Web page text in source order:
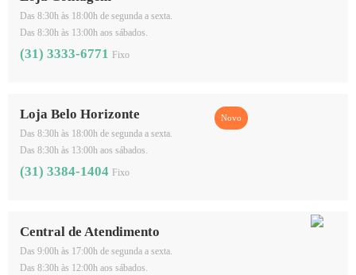
Das 8:30h às 18:00h de segunda a sexta.
Das 8:30h às 13:00h aos sábados.
(31) 3333-6771 Fixo
Loja Belo Horizonte
Das 8:30h às 18:00h de segunda a sexta.
Das 8:30h às 13:00h aos sábados.
(31) 3384-1404 Fixo
Central de Atendimento
Das 9:00h às 17:00h de segunda a sexta.
Das 8:30h às 12:00h aos sábados.